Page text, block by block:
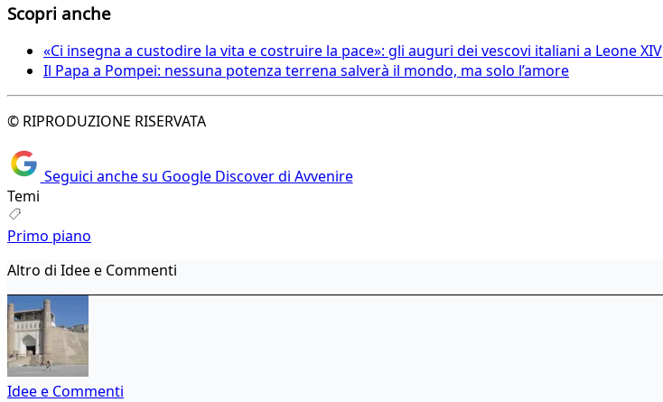
Scopri anche
«Ci insegna a custodire la vita e costruire la pace»: gli auguri dei vescovi italiani a Leone XIV
Il Papa a Pompei: nessuna potenza terrena salverà il mondo, ma solo l’amore
© RIPRODUZIONE RISERVATA
Seguici anche su Google Discover di Avvenire
Temi
Primo piano
Altro di Idee e Commenti
Idee e Commenti